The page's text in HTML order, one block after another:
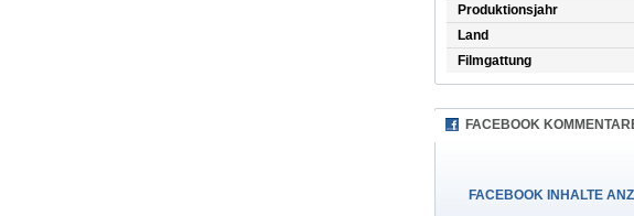
Produktionsjahr
Land
Filmgattung
FACEBOOK
FACEBOOK INHALTE